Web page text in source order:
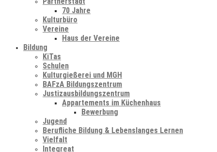
70 Jahre
Kulturbüro
Vereine
Haus der Vereine
Bildung
KiTas
Schulen
Kulturgießerei und MGH
BAFzA Bildungszentrum
Justizausbildungszentrum
Appartements im Küchenhaus
Bewerbung
Jugend
Berufliche Bildung & Lebenslanges Lernen
Vielfalt
Integreat